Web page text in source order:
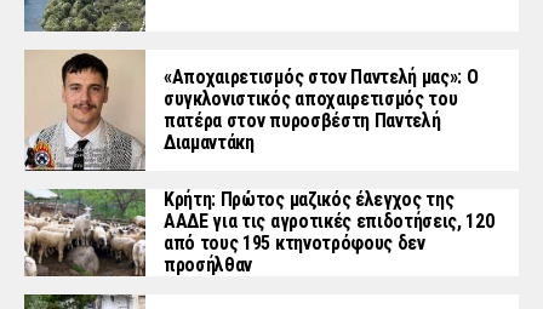
«Aποχαιρετισμός στον Παντελή μας»: Ο
συγκλονιστικός αποχαιρετισμός του
πατέρα στον πυροσβέστη Παντελή
Διαμαντάκη
Κρήτη: Πρώτος μαζικός έλεγχος της
ΑΑΔΕ για τις αγροτικές επιδοτήσεις, 120
από τους 195 κτηνοτρόφους δεν
προσήλθαν